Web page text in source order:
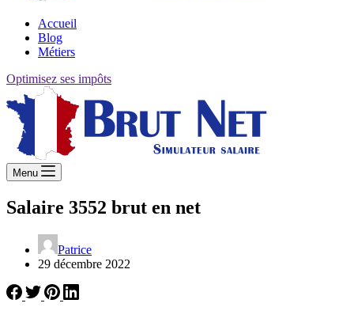
Accueil
Blog
Métiers
Optimisez ses impôts
Menu
Salaire 3552 brut en net
Patrice
29 décembre 2022